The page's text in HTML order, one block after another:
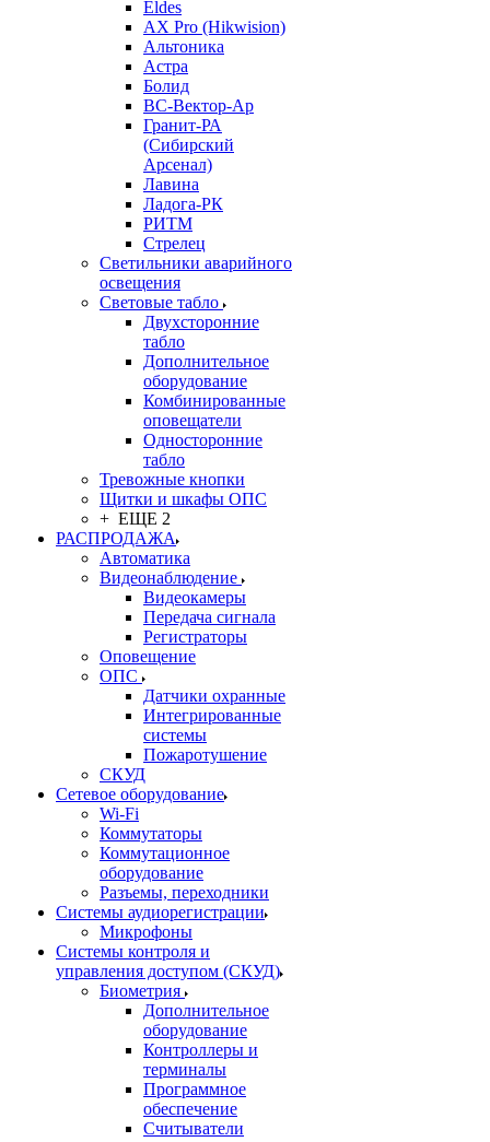
Eldes
AX Pro (Hikwision)
Альтоника
Астра
Болид
ВС-Вектор-Ар
Гранит-РА
(Сибирский
Арсенал)
Лавина
Ладога-РК
РИТМ
Стрелец
Светильники аварийного
освещения
Световые табло
Двухсторонние
табло
Дополнительное
оборудование
Комбинированные
оповещатели
Односторонние
табло
Тревожные кнопки
Щитки и шкафы ОПС
+ ЕЩЕ 2
РАСПРОДАЖА
Автоматика
Видеонаблюдение
Видеокамеры
Передача сигнала
Регистраторы
Оповещение
ОПС
Датчики охранные
Интегрированные
системы
Пожаротушение
СКУД
Сетевое оборудование
Wi-Fi
Коммутаторы
Коммутационное
оборудование
Разъемы, переходники
Системы аудиорегистрации
Микрофоны
Системы контроля и
управления доступом (СКУД)
Биометрия
Дополнительное
оборудование
Контроллеры и
терминалы
Программное
обеспечение
Считыватели